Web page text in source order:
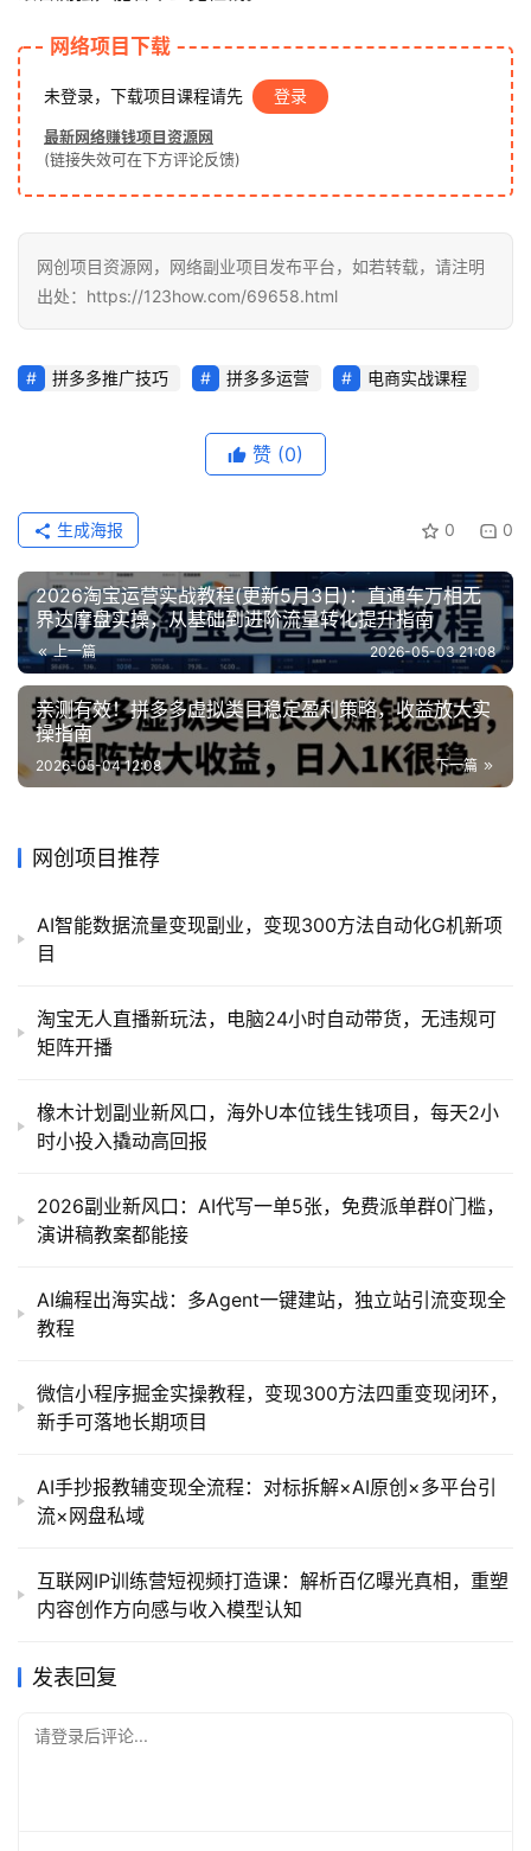
网络项目下载
未登录，下载项目课程请先 登录
最新网络赚钱项目资源网
(链接失效可在下方评论反馈)
网创项目资源网，网络副业项目发布平台，如若转载，请注明
出处：https://123how.com/69658.html
拼多多推广技巧 拼多多运营 电商实战课程
赞 (0)
0 0
生成海报
2026淘宝运营实战教程(更新5月3日)：直通车万相无
界达摩盘实操，从基础到进阶流量转化提升指南
上一篇 2026-05-03 21:08
亲测有效！拼多多虚拟类目稳定盈利策略，收益放大实
操指南
下一篇
2026-05-04 12:08
网创项目推荐
AI智能数据流量变现副业，变现300方法自动化G机新项
目
淘宝无人直播新玩法，电脑24小时自动带货，无违规可
矩阵开播
橡木计划副业新风口，海外U本位钱生钱项目，每天2小
时小投入撬动高回报
2026副业新风口：AI代写一单5张，免费派单群0门槛，
演讲稿教案都能接
AI编程出海实战：多Agent一键建站，独立站引流变现全
教程
微信小程序掘金实操教程，变现300方法四重变现闭环，
新手可落地长期项目
AI手抄报教辅变现全流程：对标拆解×AI原创×多平台引
流×网盘私域
互联网IP训练营短视频打造课：解析百亿曝光真相，重塑
内容创作方向感与收入模型认知
发表回复
请登录后评论...